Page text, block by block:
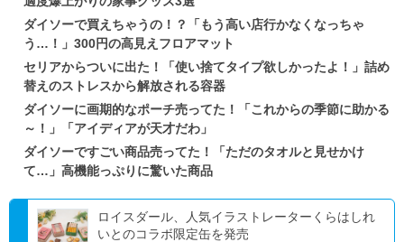
ダイソーで買えちゃうの！？「もう高い店行かなくなっちゃ
う…！」300円の高見えフロアマット
セリアからついに出た！「使い捨てタイプ欲しかったよ！」詰め
替えのストレスから解放される容器
ダイソーに画期的なポーチ売ってた！「これからの季節に助かる
～！」「アイディアが天才だわ」
ダイソーですごい商品売ってた！「ただのタオルと見せかけ
て…」高機能っぷりに驚いた商品
ロイスダール、人気イラストレーターくらはしれ
いとのコラボ限定缶を発売